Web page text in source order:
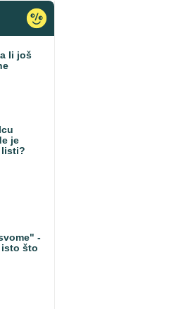
li još
je
listi?
-
isto što